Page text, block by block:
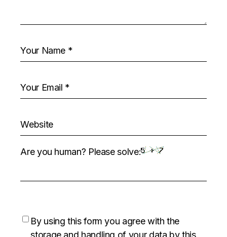
Are you human? Please solve:
By using this form you agree with the
storage and handling of your data by this